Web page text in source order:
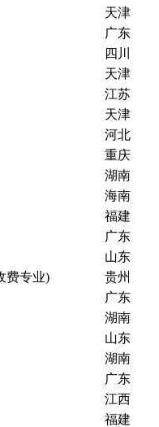
天津
广东
四川
天津
江苏
天津
河北
重庆
湖南
海南
福建
广东
山东
费专业)
贵州
广东
湖南
山东
湖南
广东
江西
福建